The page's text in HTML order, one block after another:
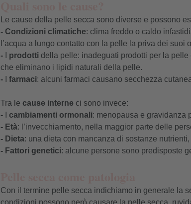
Le cause della pelle secca sono diverse e possono
- Condizioni climatiche: clima freddo o caldo
l’acqua a lungo contatto con la pelle la priva dei
-
prodotti della pelle: inadeguati prodotti per la
che eliminano i lipidi naturali della pelle.
-I farmaci: alcuni farmaci causano secchezza
Tra le cause interne ci sono invece:
-I cambiamenti ormonali: menopausa e gravidanza
- Età: l’invecchiamento, nella maggior parte delle
- Dieta: una dieta con mancanza di sostanze
- Fattori genetici: alcune persone sono predisposte
Con il termine pelle secca indichiamo in generale la